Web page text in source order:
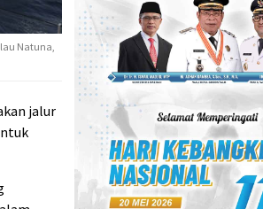
Natuna,
jalur